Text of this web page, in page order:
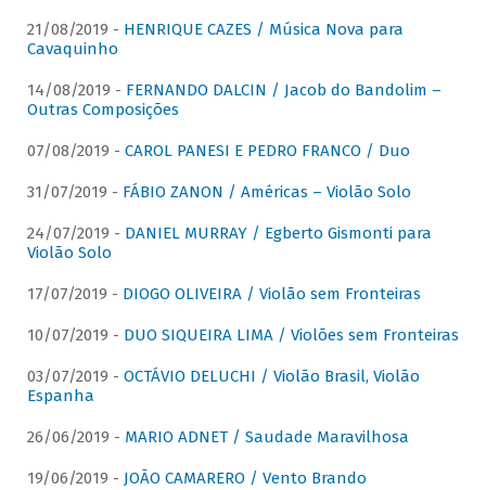
21/08/2019 - HENRIQUE CAZES / Música Nova para
Cavaquinho
14/08/2019 - FERNANDO DALCIN / Jacob do Bandolim –
Outras Composições
07/08/2019 - CAROL PANESI E PEDRO FRANCO / Duo
31/07/2019 - FÁBIO ZANON / Américas – Violão Solo
24/07/2019 - DANIEL MURRAY / Egberto Gismonti para
Violão Solo
17/07/2019 - DIOGO OLIVEIRA / Violão sem Fronteiras
10/07/2019 - DUO SIQUEIRA LIMA / Violões sem Fronteiras
03/07/2019 - OCTÁVIO DELUCHI / Violão Brasil, Violão
Espanha
26/06/2019 - MARIO ADNET / Saudade Maravilhosa
19/06/2019 - JOÃO CAMARERO / Vento Brando